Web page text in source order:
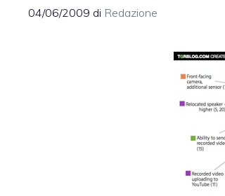
04/06/2009 di Redazione